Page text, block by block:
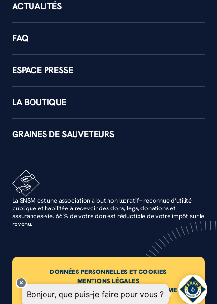
ACTUALITÉS
FAQ
ESPACE PRESSE
LA BOUTIQUE
GRAINES DE SAUVETEURS
La SNSM est une association à but non lucratif – reconnue d’utilité
publique et habilitée à recevoir des dons, legs, donations et
assurances-vie. 66 % de votre don est réductible de votre impôt sur le
revenu.
DONNÉES PERSONNELLES ET COOKIES
MENTIONS LÉGALES
ACCESSIBILITÉ : PARTIELLEMENT CONFORME
PLAN DU SITE